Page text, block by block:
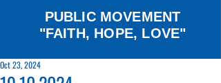
PUBLIC MOVEMENT
"FAITH, HOPE, LOVE"
Oct 23, 2024